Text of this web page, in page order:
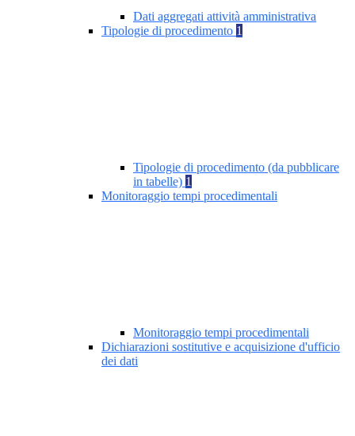
Dati aggregati attività amministrativa
Tipologie di procedimento 1
Tipologie di procedimento (da pubblicare
in tabelle) 1
Monitoraggio tempi procedimentali
Monitoraggio tempi procedimentali
Dichiarazioni sostitutive e acquisizione d'ufficio
dei dati